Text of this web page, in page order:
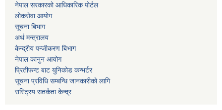
नेपाल सरकारको आधिकारिक पोर्टल
लोकसेवा आयोग
सूचना बिभाग
अर्थ मन्त्रालय
केन्द्रीय पन्जीकरण बिभाग
नेपाल कानुन आयोग
प्रितीफन्ट बाट युनिकोड कन्भर्टर
सूचना प्रविधि सम्बन्धि जानकारीको लागि
रास्ट्रिय सतर्कता केन्द्र